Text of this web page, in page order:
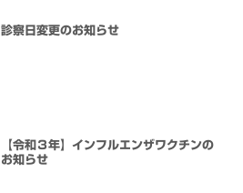
診察日変更のお知らせ
【令和３年】インフルエンザワクチンの
お知らせ